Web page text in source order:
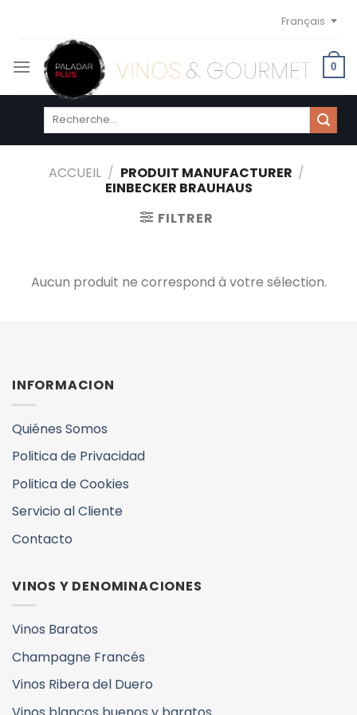
content
Français
0
Recherche
ACCUEIL / PRODUIT MANUFACTURER /
EINBECKER BRAUHAUS
FILTRER
Aucun produit ne correspond à votre sélection.
INFORMACION
Quiénes Somos
Politica de Privacidad
Politica de Cookies
Servicio al Cliente
Contacto
VINOS Y DENOMINACIONES
Vinos Baratos
Champagne Francés
Vinos Ribera del Duero